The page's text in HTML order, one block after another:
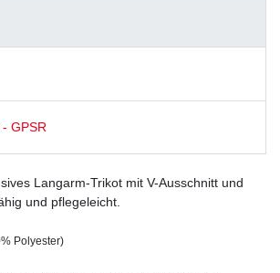
GPSR
Langarm-Trikot mit V-Ausschnitt und
und pflegeleicht.
Polyester)